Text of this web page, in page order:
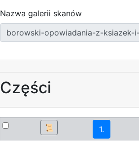
Nazwa galerii skanów
Części
📜 1.